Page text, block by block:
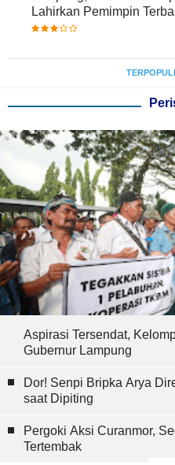
Lahirkan Pemimpin
Aspirasi Tersendat,
Gubernur Lampung
Dor! Senpi Bripka Arya
saat Dipiting
Pergoki Aksi Curanmor,
Tertembak